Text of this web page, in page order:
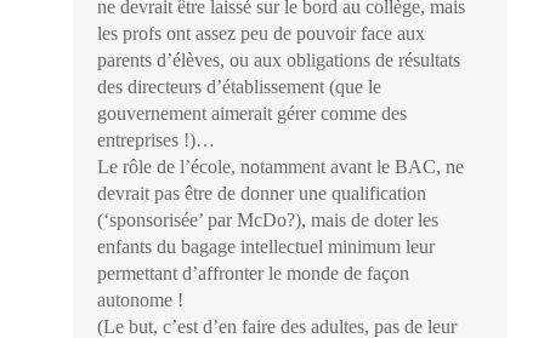
ne devrait être laissé sur le bord au collège, mais
les profs ont assez peu de pouvoir face aux
parents d’élèves, ou aux obligations de résultats
des directeurs d’établissement (que le
gouvernement aimerait gérer comme des
entreprises !)…
Le rôle de l’école, notamment avant le BAC, ne
devrait pas être de donner une qualification
(‘sponsorisée’ par McDo?), mais de doter les
enfants du bagage intellectuel minimum leur
permettant d’affronter le monde de façon
autonome !
(Le but, c’est d’en faire des adultes, pas de leur